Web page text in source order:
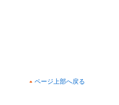
ページ上部へ戻る